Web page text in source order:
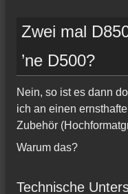
Zwei mal
’ne D500?
Nein, so ist es dann
ich an einen
Zubehör
Warum das?
Technische